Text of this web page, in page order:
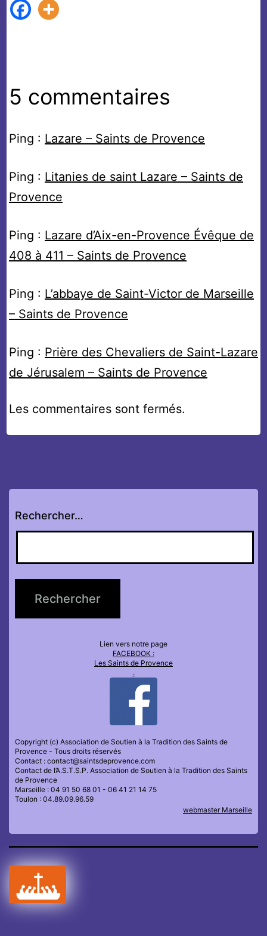
5 commentaires
Ping : Lazare – Saints de Provence
Ping : Litanies de saint Lazare – Saints de
Provence
Ping : Lazare d’Aix-en-Provence Évêque de
408 à 411 – Saints de Provence
Ping : L’abbaye de Saint-Victor de Marseille
– Saints de Provence
Ping : Prière des Chevaliers de Saint-Lazare
de Jérusalem – Saints de Provence
Les commentaires sont fermés.
Rechercher…
Lien vers notre page
FACEBOOK :
Les Saints de Provence
.
Copyright (c) Association de Soutien à la Tradition des Saints de
Provence - Tous droits réservés
Contact : contact@saintsdeprovence.com
Contact de l’A.S.T.S.P. Association de Soutien à la Tradition des Saints
de Provence
Marseille : 04 91 50 68 01 - 06 41 21 14 75
Toulon : 04.89.09.96.59
webmaster Marseille